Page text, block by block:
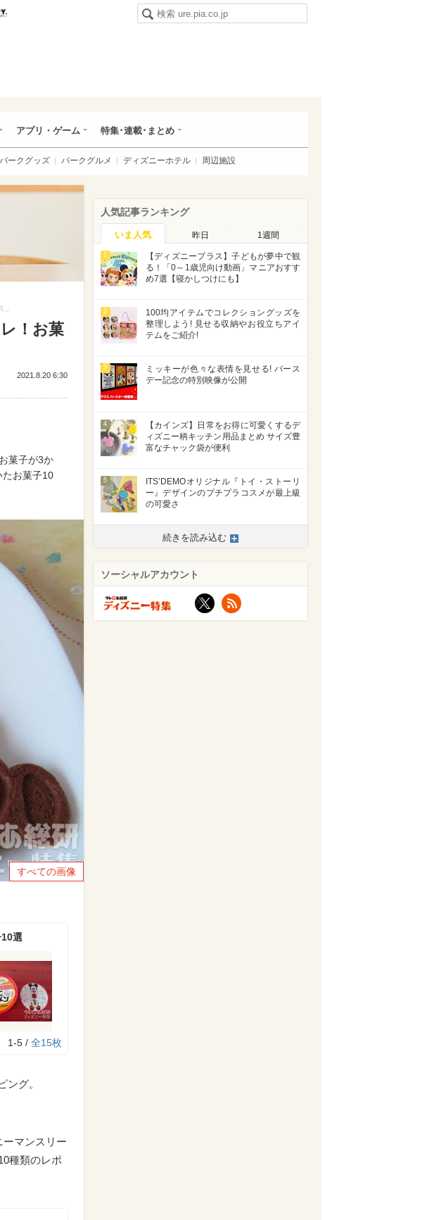
アプリ・ゲーム 特集･連載･まとめ
パークグッズ パークグルメ ディズニーホテル 周辺施設
！お菓
2021.8.20 6:30
菓子が3か
たお菓子10
すべての画像
10選
1-5 / 全15枚
グ。
マンスリー
種類のレポ
人気記事ランキング
いま人気 昨日 1週間
1
【ディズニープラス】子どもが夢中で観
る！「0～1歳児向け動画」マニアおすす
め7選【寝かしつけにも】
2
100均アイテムでコレクショングッズを
整理しよう! 見せる収納やお役立ちアイ
テムをご紹介!
3
ミッキーが色々な表情を見せる! バース
デー記念の特別映像が公開
4
【カインズ】日常をお得に可愛くするデ
ィズニー柄キッチン用品まとめ サイズ豊
富なチャック袋が便利
5
ITS’DEMOオリジナル『トイ・ストーリ
ー』デザインのプチプラコスメが最上級
の可愛さ
続きを読み込む
ソーシャルアカウント
X